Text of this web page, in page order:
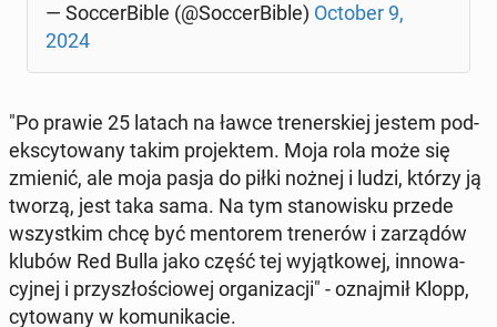
— Soc­cer­Bi­ble (@Soc­cer­Bi­ble) October 9,
2024
"Po prawie 25 latach na ławce tre­ner­skiej jestem pod­
eks­cy­to­wa­ny takim pro­jek­tem. Moja rola może się
zmienić, ale moja pasja do piłki nożnej i ludzi, którzy ją
tworzą, jest taka sama. Na tym sta­no­wi­sku przede
wszyst­kim chcę być men­to­rem tre­ne­rów i za­rzą­dów
klubów Red Bulla jako część tej wy­jąt­ko­wej, in­no­wa­
cyj­nej i przy­szło­ścio­wej or­ga­ni­za­cji" - oznaj­mił Klopp,
cy­to­wa­ny w ko­mu­ni­ka­cie.